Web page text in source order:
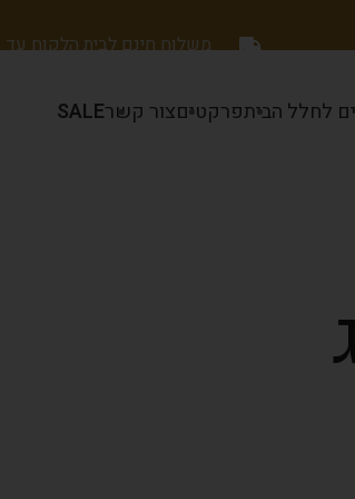
משלוח חינם לבית הלקוח עד 5 עסקים
לחלל הביתפרקטיםצור קשרSALE